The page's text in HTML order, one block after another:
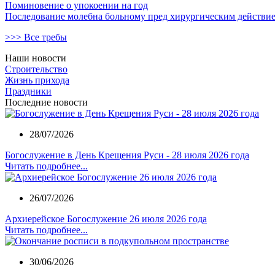
Поминовение о упокоении на год
Последование молебна больному пред хирургическим
>>> Все требы
Наши новости
Строительство
Жизнь прихода
Праздники
Последние новости
28/07/2026
Богослужение в День Крещения Руси - 28 июля 2026 года
Читать подробнее...
26/07/2026
Архиерейское Богослужение 26 июля 2026 года
Читать подробнее...
30/06/2026